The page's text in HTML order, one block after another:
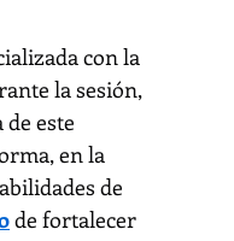
con la
la sesión,
este
en la
de
de fortalecer